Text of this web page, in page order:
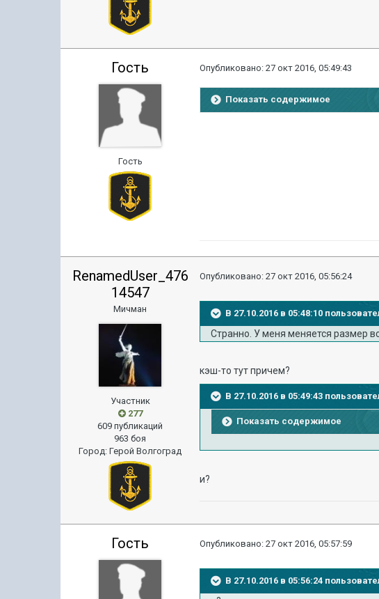
Гость
Гость
Опубликовано:27 окт 2016, 05:49:43
Показать содержимое
RenamedUser_476
14547
Мичман
Участник
277
609 публикаций
963 боя
Город:Герой Волгоград
Опубликовано:27 окт 2016, 05:56:24
В 27.10.2016 в 05:48:10
Странно. У меня меняется размер
кэш-то тут причем?
В 27.10.2016 в 05:49:43
Показать содержимое
и?
Гость Опубликовано:27 окт 2016, 05:57:59
В 27.10.2016 в 05:56:24